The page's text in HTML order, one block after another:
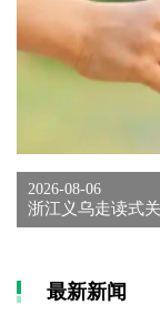
2026-08-06
最新新闻